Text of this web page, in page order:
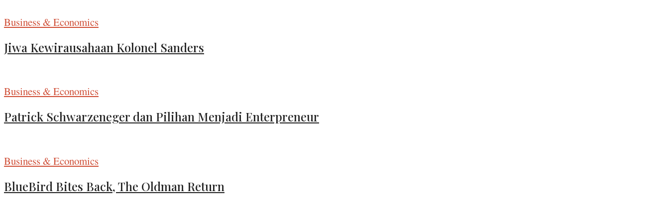
Business & Economics
Jiwa Kewirausahaan Kolonel Sanders
Business & Economics
Patrick Schwarzeneger dan Pilihan Menjadi Enterpreneur
Business & Economics
BlueBird Bites Back, The Oldman Return